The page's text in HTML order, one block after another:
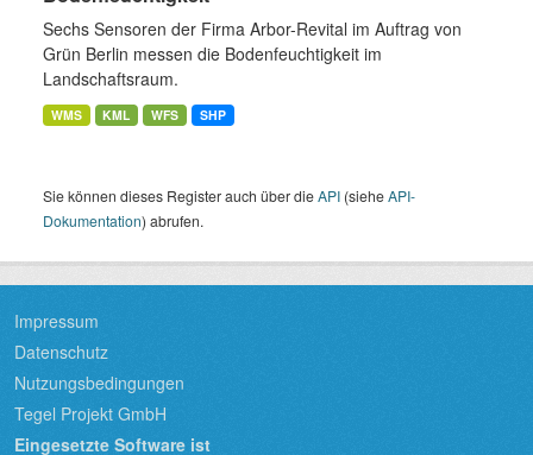
Sechs Sensoren der Firma Arbor-Revital im Auftrag von
Grün Berlin messen die Bodenfeuchtigkeit im
Landschaftsraum.
WMS KML WFS SHP
Sie können dieses Register auch über dieAPI (sieheAPI-
Dokumentation) abrufen.
Impressum
Datenschutz
Nutzungsbedingungen
Tegel Projekt GmbH
Eingesetzte Software ist